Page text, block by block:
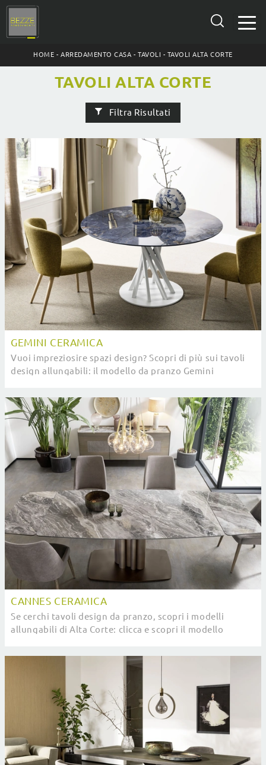
HOME -ARREDAMENTO CASA - TAVOLI - TAVOLI ALTA CORTE
TAVOLI ALTA CORTE
Filtra Risultati
GEMINI CERAMICA
Vuoi impreziosire spazi design? Scopri di più sui tavoli
design allungabili: il modello da pranzo Gemini
CANNES CERAMICA
Se cerchi tavoli design da pranzo, scopri i modelli
allungabili di Alta Corte: clicca e scopri il modello